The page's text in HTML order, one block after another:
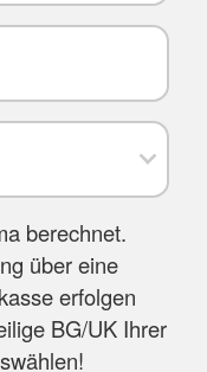
berechnet.
über eine
erfolgen
BG/UK Ihrer